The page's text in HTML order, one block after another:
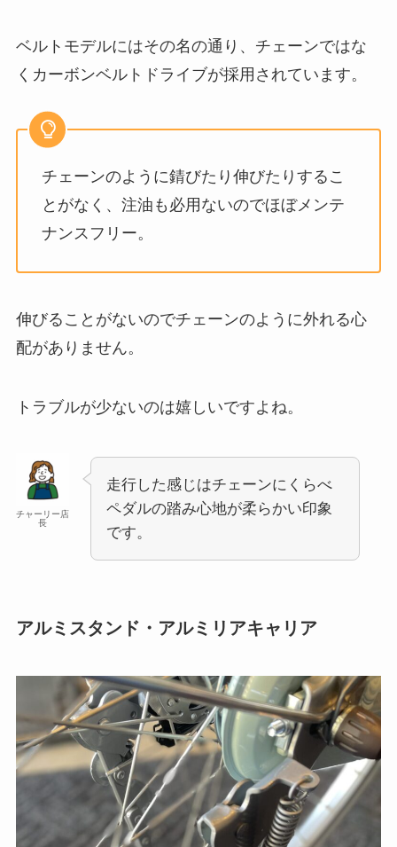
ベルトモデルにはその名の通り、チェーンではな
くカーボンベルトドライブが採用されています。
チェーンのように錆びたり伸びたりするこ
とがなく、注油も必用ないのでほぼメンテ
ナンスフリー。
伸びることがないのでチェーンのように外れる心
配がありません。
トラブルが少ないのは嬉しいですよね。
チャーリー店
長
走行した感じはチェーンにくらべ
ペダルの踏み心地が柔らかい印象
です。
アルミスタンド・アルミリアキャリア